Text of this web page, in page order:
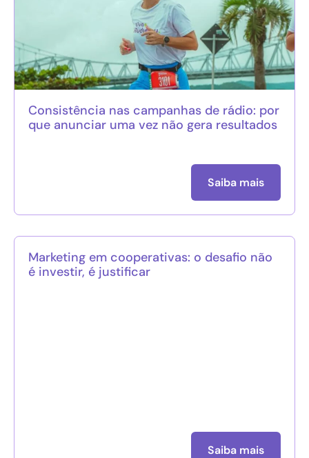
Consistência nas campanhas de rádio: por
que anunciar uma vez não gera resultados
Saiba mais
Marketing em cooperativas: o desafio não
é investir, é justificar
Saiba mais